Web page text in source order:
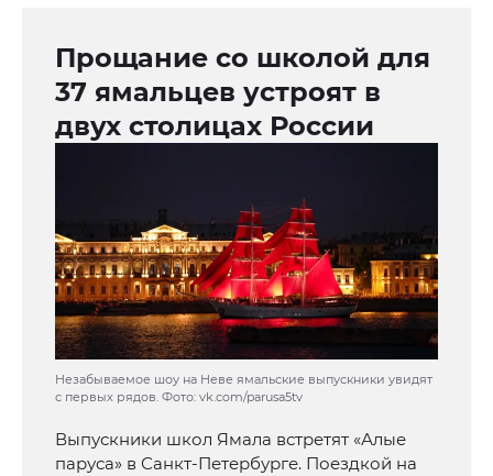
Прощание со школой для
37 ямальцев устроят в
двух столицах России
Незабываемое шоу на Неве ямальские выпускники увидят
с первых рядов. Фото: vk.com/parusa5tv
Выпускники школ Ямала встретят «Алые
паруса» в Санкт-Петербурге. Поездкой на